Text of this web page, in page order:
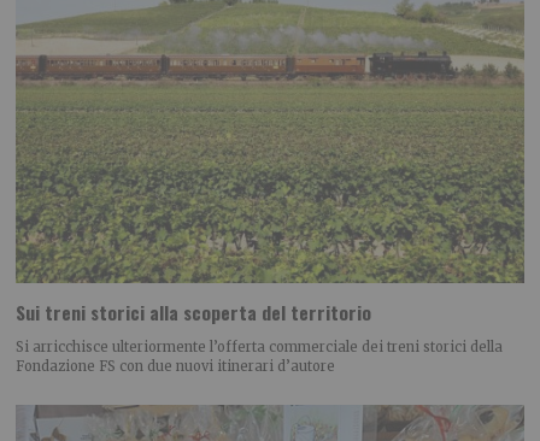
Sui treni storici alla scoperta del territorio
Si arricchisce ulteriormente l’offerta commerciale dei treni storici della
Fondazione FS con due nuovi itinerari d’autore